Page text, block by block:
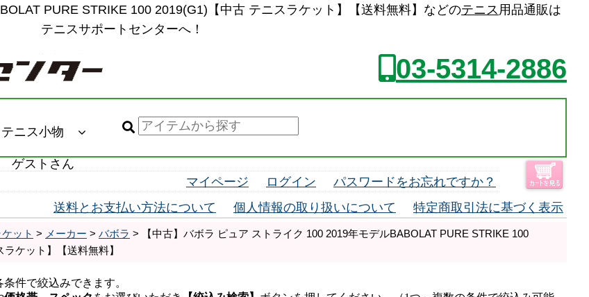
PURE STRIKE 100 2019(G1)【中古 テニスラケット】【送料無料】などのテニス用品通販は
テニスサポートセンターへ！
03-5314-2886
テニス小物
ゲストさん
マイページ
ログイン
パスワードをお忘れですか？
送料とお支払い方法について
個人情報の取り扱いについて 特定商取引法に基づく表示
ット > メーカー > バボラ > 【中古】バボラ ピュア ストライク 100 2019年モデルBABOLAT PURE STRIKE 100
ケット】【送料無料】